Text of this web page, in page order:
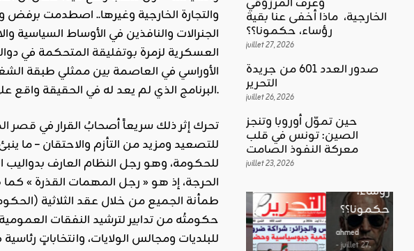
والتجارة الخارجية وغيرها.. اصطدمت
الجنرالات والنافذين في الأوساط
العسكرية لزمرة بوتفليقة المتحكمة في
الأوراسي في العاصمة بين ممثلي طبقة
البرنامج الذي لم يعد له في الحقيقة واقع على الأرض.
تحرك إثر ذلك سريعاً أصحابُ القرار في قصر
للتصعيد ومزيد من التأزم والاحتقان – ما
للحكومة، وهو رجل النظام العارف
الحرجة، إذ هو « رجل المهمات القذرة »
طمأنة الجميع من خلال عقد الثلاثية
وغرف المرزوقي
الخارجية، ماذا أخفى عنا بقية
رؤساء، حكمونا؟؟
juillet 27, 2026
صدور العدد 601 من جريدة
التحرير
juillet 26, 2026
حين تموّل أوروبا وتنجز
الصين: تونس في قلب
معركة النفوذ الصامت
juillet 23, 2026
اقليمي ودولي
حين تموّل
أوروبا
وتنجز
الصين:
قلب
معركة
النفوذ
الصامت
ahmed
- juillet 23,
2026
0
اقليمي ودولي
الغضب
بوصلة …
لا سلاحا
يشهر في
غير الإتجاه
ahmed
- août 3, 2026
0
ستطل القضاي
بين
الباجي
المرزوقي
الخارجية،
ماذا أخفى
رؤساء،
حكمونا؟؟
ahmed
- juillet 27,